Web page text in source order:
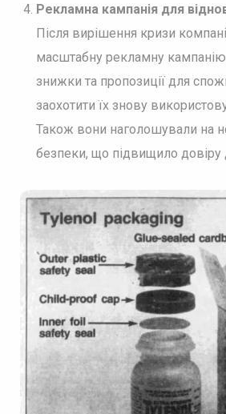
Рекламна кампанія для
Після вирішення кризи
масштабну рекламну
знижки та пропозиції для
заохотити їх знову
Також вони наголошували на
безпеки, що підвищило довіру